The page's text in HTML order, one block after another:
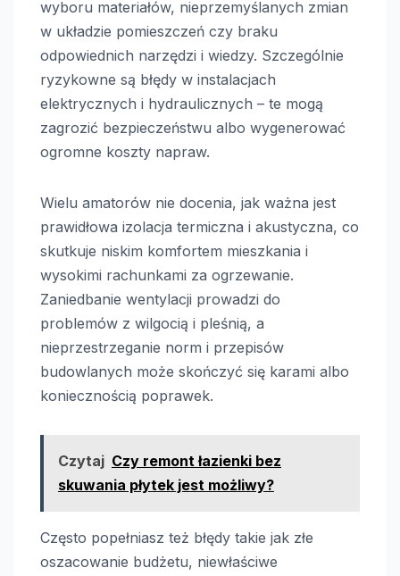
wyboru materiałów, nieprzemyślanych zmian
w układzie pomieszczeń czy braku
odpowiednich narzędzi i wiedzy. Szczególnie
ryzykowne są błędy w instalacjach
elektrycznych i hydraulicznych – te mogą
zagrozić bezpieczeństwu albo wygenerować
ogromne koszty napraw.
Wielu amatorów nie docenia, jak ważna jest
prawidłowa izolacja termiczna i akustyczna, co
skutkuje niskim komfortem mieszkania i
wysokimi rachunkami za ogrzewanie.
Zaniedbanie wentylacji prowadzi do
problemów z wilgocią i pleśnią, a
nieprzestrzeganie norm i przepisów
budowlanych może skończyć się karami albo
koniecznością poprawek.
Czytaj Czy remont łazienki bez
skuwania płytek jest możliwy?
Często popełniasz też błędy takie jak złe
oszacowanie budżetu, niewłaściwe